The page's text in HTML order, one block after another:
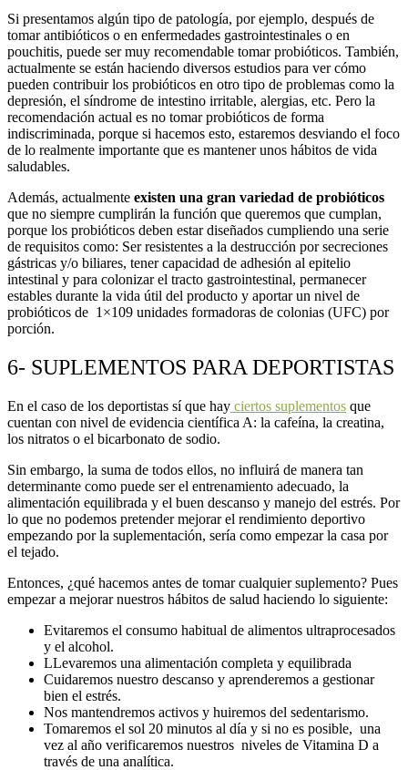
Si presentamos algún tipo de patología, por ejemplo, después de
tomar antibióticos o en enfermedades gastrointestinales o en
pouchitis, puede ser muy recomendable tomar probióticos. También,
actualmente se están haciendo diversos estudios para ver cómo
pueden contribuir los probióticos en otro tipo de problemas como la
depresión, el síndrome de intestino irritable, alergias, etc. Pero la
recomendación actual es no tomar probióticos de forma
indiscriminada, porque si hacemos esto, estaremos desviando el foco
de lo realmente importante que es mantener unos hábitos de vida
saludables.
Además, actualmente existen una gran variedad de probióticos
que no siempre cumplirán la función que queremos que cumplan,
porque los probióticos deben estar diseñados cumpliendo una serie
de requisitos como: Ser resistentes a la destrucción por secreciones
gástricas y/o biliares, tener capacidad de adhesión al epitelio
intestinal y para colonizar el tracto gastrointestinal, permanecer
estables durante la vida útil del producto y aportar un nivel de
probióticos de 1×109 unidades formadoras de colonias (UFC) por
porción.
6- SUPLEMENTOS PARA DEPORTISTAS
En el caso de los deportistas sí que hay ciertos suplementos que
cuentan con nivel de evidencia científica A: la cafeína, la creatina,
los nitratos o el bicarbonato de sodio.
Sin embargo, la suma de todos ellos, no influirá de manera tan
determinante como puede ser el entrenamiento adecuado, la
alimentación equilibrada y el buen descanso y manejo del estrés. Por
lo que no podemos pretender mejorar el rendimiento deportivo
empezando por la suplementación, sería como empezar la casa por
el tejado.
Entonces, ¿qué hacemos antes de tomar cualquier suplemento? Pues
empezar a mejorar nuestros hábitos de salud haciendo lo siguiente:
Evitaremos el consumo habitual de alimentos ultraprocesados
y el alcohol.
LLevaremos una alimentación completa y equilibrada
Cuidaremos nuestro descanso y aprenderemos a gestionar
bien el estrés.
Nos mantendremos activos y huiremos del sedentarismo.
Tomaremos el sol 20 minutos al día y si no es posible, una
vez al año verificaremos nuestros niveles de Vitamina D a
través de una analítica.